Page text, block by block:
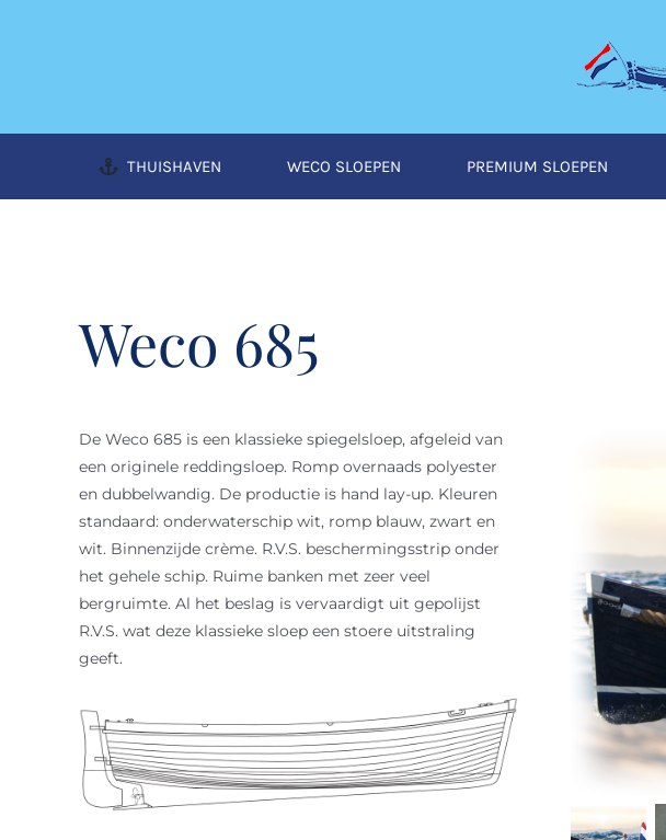
THUISHAVEN WECO SLOEPEN PREMIUM SLOEPEN
Weco 685
De Weco 685 is een klassieke spiegelsloep, afgeleid van
een originele reddingsloep. Romp overnaads polyester
en dubbelwandig. De productie is hand lay-up. Kleuren
standaard: onderwaterschip wit, romp blauw, zwart en
wit. Binnenzijde crème. R.V.S. beschermingsstrip onder
het gehele schip. Ruime banken met zeer veel
bergruimte. Al het beslag is vervaardigt uit gepolijst
R.V.S. wat deze klassieke sloep een stoere uitstraling
geeft.